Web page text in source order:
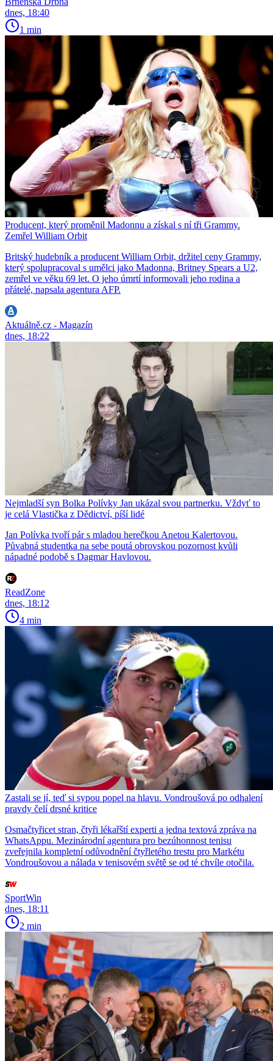
dnes, 18:40
1 min
Producent, který proměnil Madonnu a získal s ní tři Grammy.
Zemřel William Orbit
Britský hudebník a producent William Orbit, držitel ceny Grammy,
který spolupracoval s umělci jako Madonna, Britney Spears a U2,
zemřel ve věku 69 let. O jeho úmrtí informovali jeho rodina a
přátelé, napsala agentura AFP.
Aktuálně.cz - Magazín
dnes, 18:22
Nejmladší syn Bolka Polívky Jan ukázal svou partnerku. Vždyť to
je celá Vlastička z Dědictví, píší lidé
Jan Polívka tvoří pár s mladou herečkou Anetou Kalertovou.
Půvabná studentka na sebe poutá obrovskou pozornost kvůli
nápadné podobě s Dagmar Havlovou.
ReadZone
dnes, 18:12
4 min
Zastali se jí, teď si sypou popel na hlavu. Vondroušová po odhalení
pravdy čelí drsné kritice
Osmačtyřicet stran, čtyři lékařští experti a jedna textová zpráva na
WhatsAppu. Mezinárodní agentura pro bezúhonnost tenisu
zveřejnila kompletní odůvodnění čtyřletého trestu pro Markétu
Vondroušovou a nálada v tenisovém světě se od té chvíle otočila.
SportWin
dnes, 18:11
2 min